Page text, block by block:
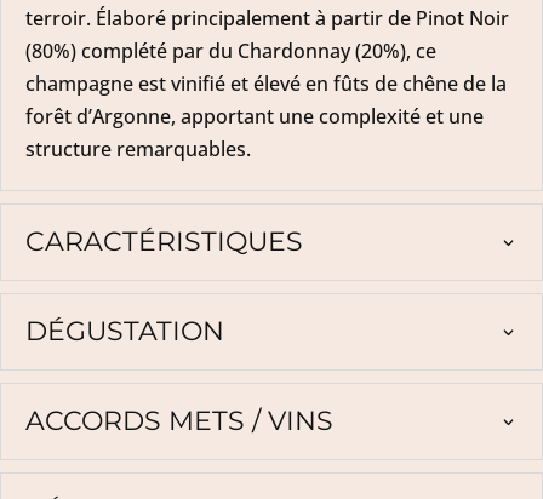
terroir. Élaboré principalement à partir de Pinot Noir
(80%) complété par du Chardonnay (20%), ce
champagne est vinifié et élevé en fûts de chêne de la
forêt d’Argonne, apportant une complexité et une
structure remarquables.
CARACTÉRISTIQUES
DÉGUSTATION
ACCORDS METS / VINS